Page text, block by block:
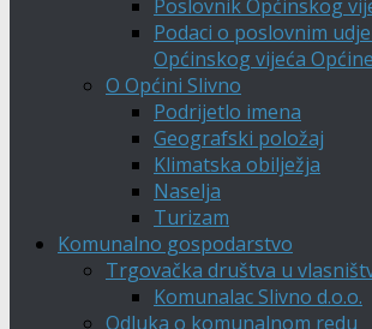
Poslovnik Općinskog
Podaci o poslovnim
Općinskog vijeća
O Općini Slivno
Podrijetlo imena
Geografski položaj
Klimatska obilježja
Naselja
Turizam
Komunalno gospodarstvo
Trgovačka društva u
Komunalac Slivno d.o.o.
Odluka o komunalnom redu